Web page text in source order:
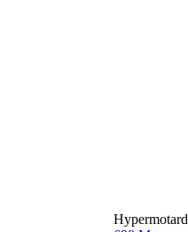
Hypermotard